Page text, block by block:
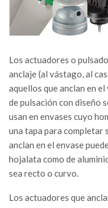
Los actuadores o
anclaje (al vástago, al
aquellos que anclan en
de pulsación con diseño
usan en envases cuyo
una tapa para completar
anclan en el envase
hojalata como de
sea recto o curvo.
Los actuadores que